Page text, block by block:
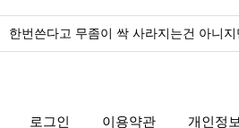
한번쓴다고 무좀이 싹 사라지는건 아니
로그인 이용약관 개인정